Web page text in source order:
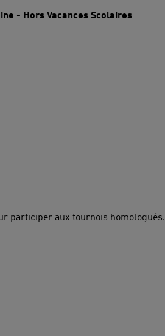
- Hors Vacances Scolaires
participer aux tournois homologués.